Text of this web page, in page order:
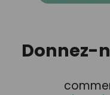
Donnez-